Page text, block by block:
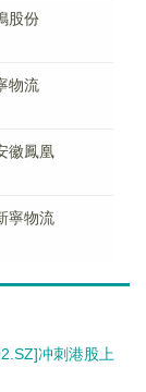
股份
物流
徽鳳凰
寧物流
冲刺港股上